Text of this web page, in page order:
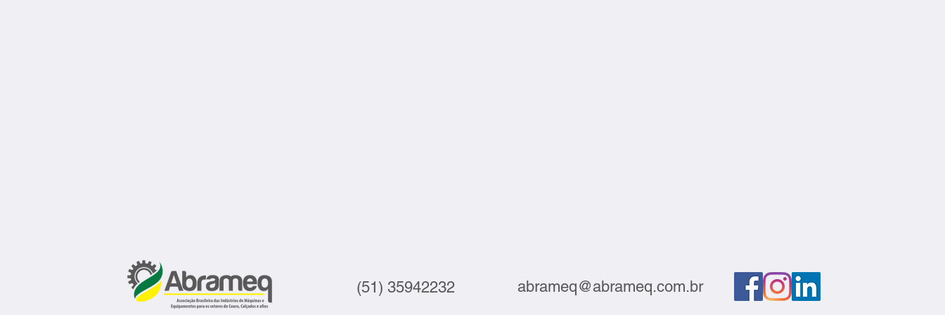
(51) 35942232 abrameq@abrameq.com.br